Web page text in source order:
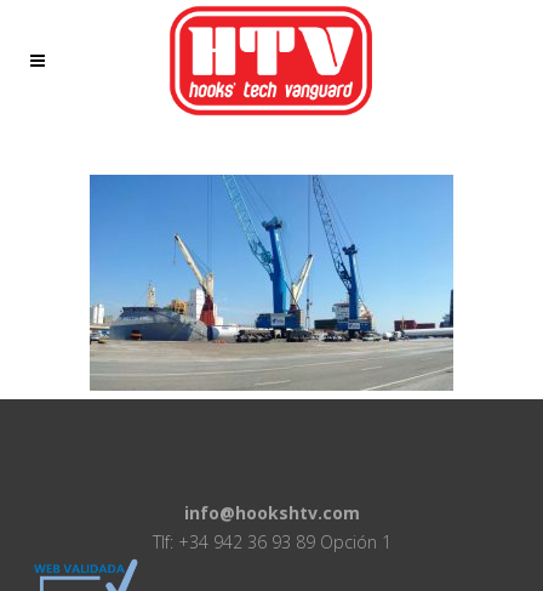
info@hookshtv.com
Tlf: +34 942 36 93 89 Opción 1